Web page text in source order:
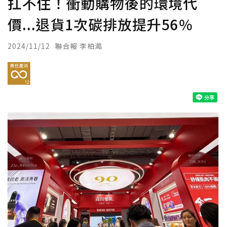
價...退貨1次碳排放提升56％
2024/11/12 聯合報 李柏澔